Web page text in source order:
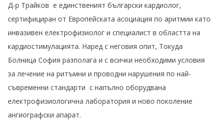
Д-р Трайков е единственият български кардиолог,
сертифициран от Европейската асоциация по аритмии като
инвазивен електрофизиолог и специалист в областта на
кардиостимулацията. Наред с неговия опит, Токуда
Болница София разполага и с всички необходими условия
за лечение на ритъмни и проводни нарушения по най-
съвременни стандарти с напълно оборудвана
електрофизиологична лаборатория и ново поколение
ангиографски апарат.